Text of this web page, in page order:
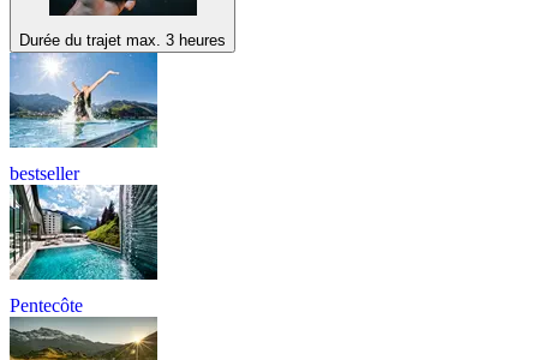
Durée du trajet max. 3 heures
bestseller
Pentecôte